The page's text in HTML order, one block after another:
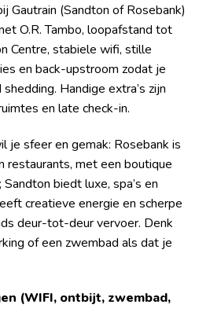
Gautrain (Sandton of Rosebank)
O.R. Tambo, loopafstand tot
Centre, stabiele wifi, stille
en back-upstroom zodat je
Handige extra’s zijn
en late check-in.
je sfeer en gemak: Rosebank is
restaurants, met een boutique
biedt luxe, spa’s en
creatieve energie en scherpe
deur-tot-deur vervoer. Denk
of een zwembad als dat je
(WIFI, ontbijt, zwembad,